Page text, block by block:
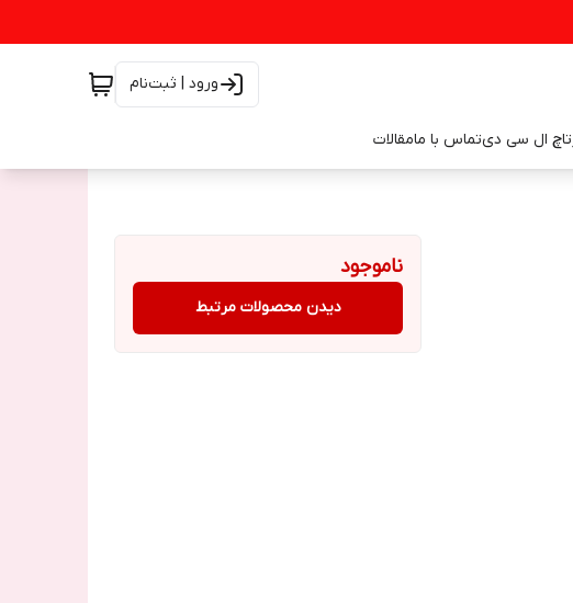
ورود | ثبت‌نام
تاچ ال سی دیتماس با مامقالات
ناموجود
دیدن محصولات مرتبط